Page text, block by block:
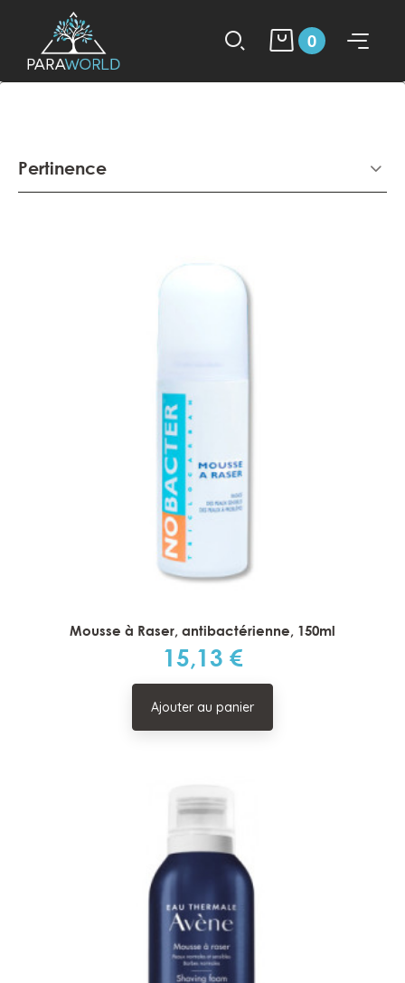
0
Pertinence
Mousse à Raser, antibactérienne, 150ml
Prix
15,13 €
Ajouter au panier